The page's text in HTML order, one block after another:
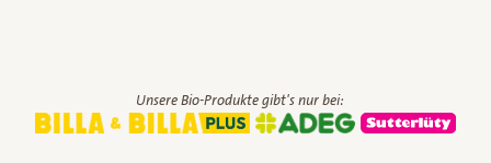
Unsere Bio-Produkte gibt's nur bei: